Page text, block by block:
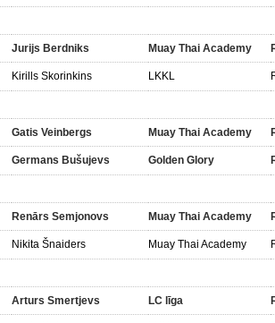
Jurijs Berdniks Muay Thai Academy
Kirills Skorinkins LKKL
Gatis Veinbergs Muay Thai Academy
Germans Bušujevs Golden Glory
Renārs Semjonovs Muay Thai Academy
Nikita Šnaiders Muay Thai Academy
Arturs Smertjevs LC līga